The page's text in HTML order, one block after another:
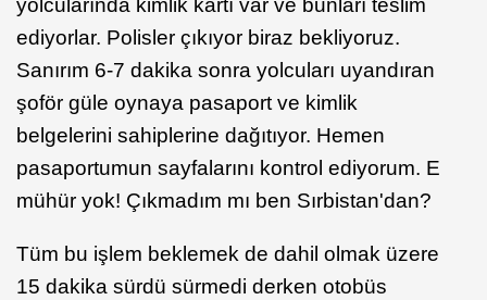
ediyorlar. Polisler çıkıyor biraz bekliyoruz.
Sanırım 6-7 dakika sonra yolcuları uyandıran
şoför güle oynaya pasaport ve kimlik
belgelerini sahiplerine dağıtıyor. Hemen
pasaportumun sayfalarını kontrol ediyorum. E
mühür yok! Çıkmadım mı ben Sırbistan'dan?
Tüm bu işlem beklemek de dahil olmak üzere
15 dakika sürdü sürmedi derken otobüs